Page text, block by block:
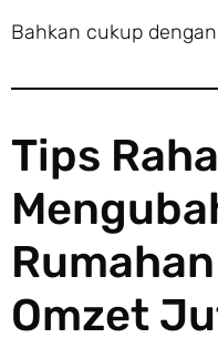
Bahkan cukup
Tips
Omzet